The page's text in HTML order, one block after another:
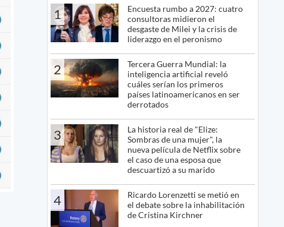
1
Encuesta rumbo a 2027: cuatro
consultoras midieron el
desgaste de Milei y la crisis de
liderazgo en el peronismo
2
Tercera Guerra Mundial: la
inteligencia artificial reveló
cuáles serían los primeros
países latinoamericanos en ser
derrotados
3
La historia real de "Elize:
Sombras de una mujer", la
nueva película de Netflix sobre
el caso de una esposa que
descuartizó a su marido
4
Ricardo Lorenzetti se metió en
el debate sobre la inhabilitación
de Cristina Kirchner